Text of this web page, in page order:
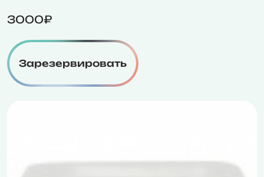
3000₽
Зарезервировать